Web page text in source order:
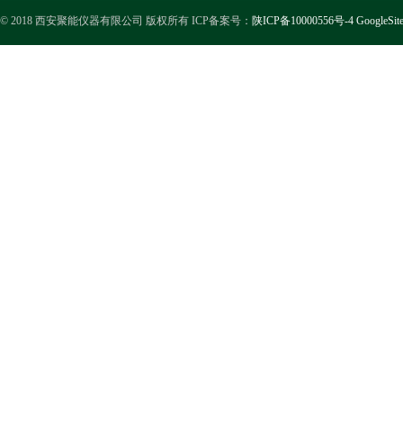
© 2018 西安聚能仪器有限公司 版权所有 ICP备案号： 陕ICP备10000556号-4